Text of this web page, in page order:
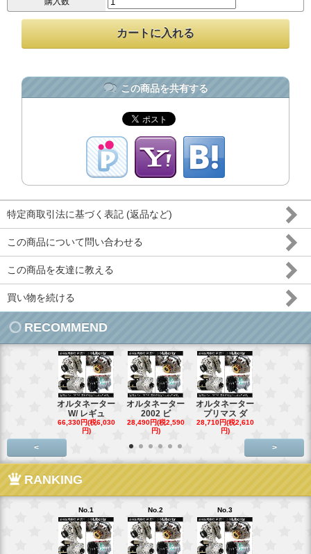
この商品を共有する
特定商取引法に基づく表記 (返品など)
この商品について問い合わせる
この商品を友達に教える
買い物を続ける
RECOMMEND
オルタネーター
W/ レギュ
66,330円(税6,030
円)
オルタネーター
2002 ビ
28,490円(税2,590
円)
オルタネーター
プリマス ダ
28,710円(税2,610
円)
< >
RANKING
No.1 No.2 No.3